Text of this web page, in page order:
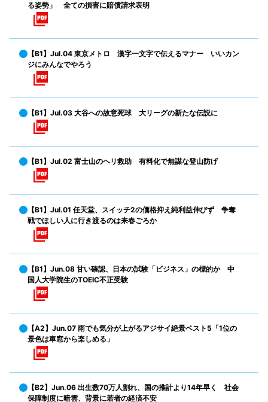
る姿勢」 全ての損害に賠償請求表明
【B1】Jul.04 東京メトロ 漢字一文字で伝えるマナー いいカン
ジにみんなでやろう
【B1】Jul.03 大谷への故意死球 大リーグの新たな伝説に
【B1】Jul.02 富士山のヘリ救助 有料化で無謀な登山防げ
【B1】Jul.01 任天堂、スイッチ2の価格抑え純利益伸びず 争奪
戦でほしい人に行き渡るのは来春ごろか
【B1】Jun.08 甘い確認、日本の試験「ビジネス」の標的か 中
国人大学院生のTOEIC不正受験
【A2】Jun.07 雨でも気分が上がるアジサイ絶景ベスト5「1位の
景色は車窓から楽しめる」
【B2】Jun.06 出生数70万人割れ、国の推計より14年早く 社会
保障制度に暗雲、背景に若者の経済不安